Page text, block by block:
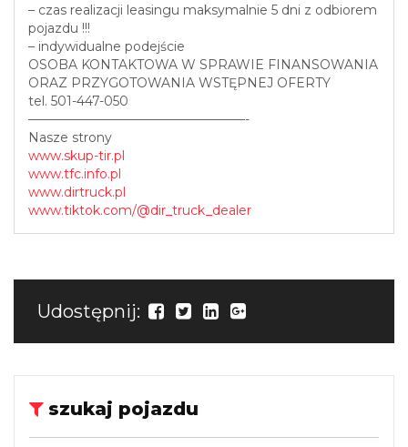
– czas realizacji leasingu maksymalnie 5 dni z odbiorem
pojazdu !!!
– indywidualne podejście
OSOBA KONTAKTOWA W SPRAWIE FINANSOWANIA
ORAZ PRZYGOTOWANIA WSTĘPNEJ OFERTY
tel. 501-447-050
—————————————————-
Nasze strony
www.skup-tir.pl
www.tfc.info.pl
www.dirtruck.pl
www.tiktok.com/@dir_truck_dealer
Udostępnij:
szukaj pojazdu